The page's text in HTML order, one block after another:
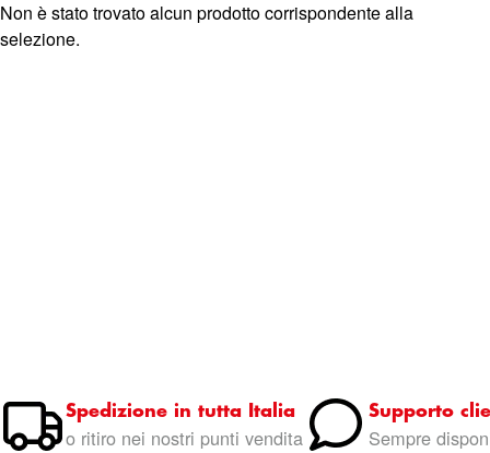
Non è stato trovato alcun prodotto corrispondente alla
selezione.
Spedizione in tutta Italia
o ritiro nei nostri punti vendita
Supporto
Sempre